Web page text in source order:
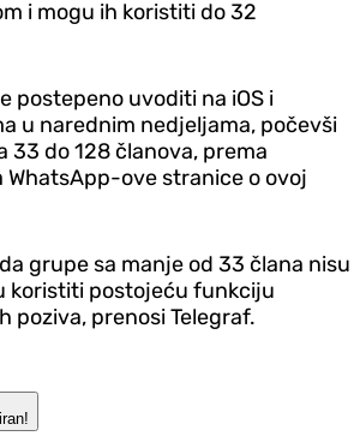
i mogu ih koristiti do 32
postepeno uvoditi na iOS i
u narednim ned‌jeljama, počevši
33 do 128 članova, prema
WhatsApp-ove stranice o ovoj
grupe sa manje od 33 člana nisu
koristiti postojeću funkciju
poziva, prenosi Telegraf.